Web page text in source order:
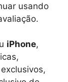
usando
iPhone,